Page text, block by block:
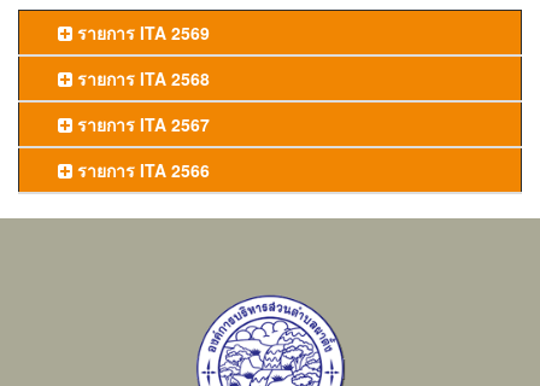
รายการ ITA 2569
รายการ ITA 2568
รายการ ITA 2567
รายการ ITA 2566